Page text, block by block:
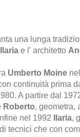
una lunga
Ilaria e l' architetto
Umberto Moine
continuità prima
A partire dal
Roberto, geometra,
nel 1992 Ilaria,
tecnici che con